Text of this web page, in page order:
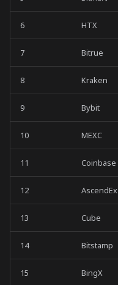
6 HTX
7 Bitrue
8 Kraken
9 Bybit
10 MEXC
11 Coinbase
12 AscendEx
13 Cube
14 Bitstamp
15 BingX